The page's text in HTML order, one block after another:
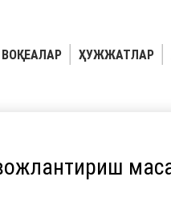
ВОҚЕАЛАР ҲУЖЖАТЛАР